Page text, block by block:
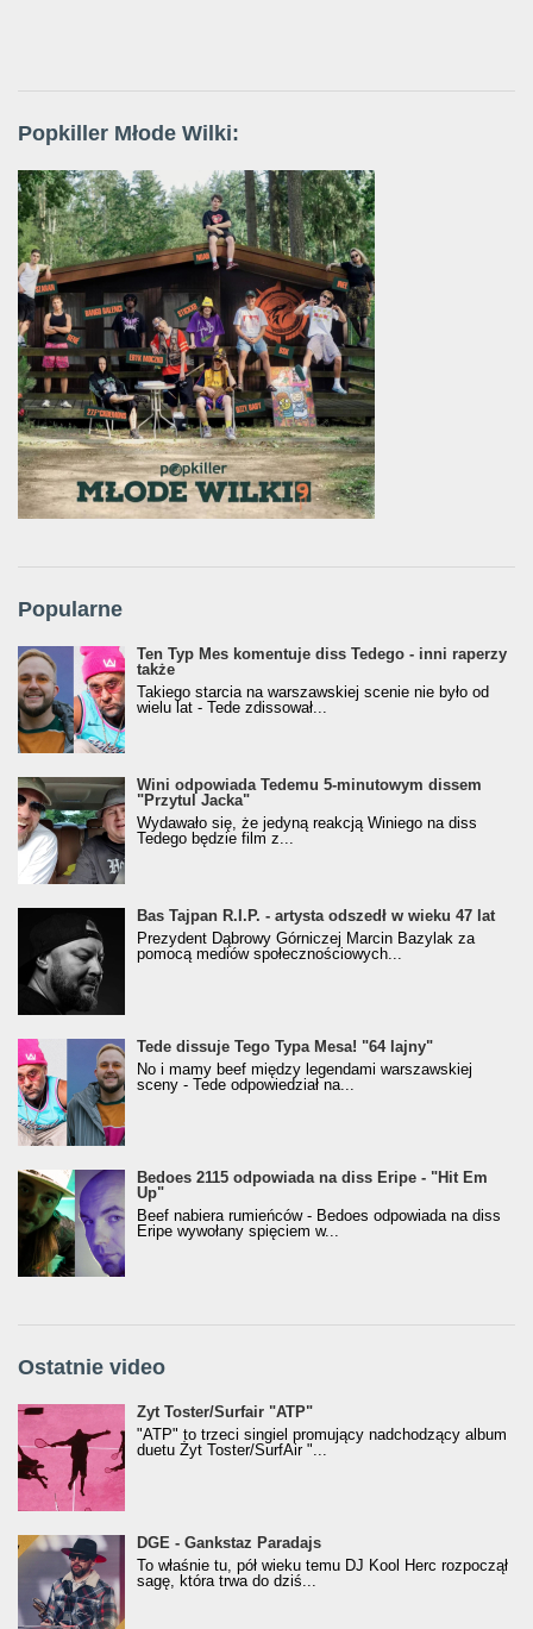
Popkiller Młode Wilki:
Popularne
Ten Typ Mes komentuje diss Tedego - inni raperzy
także
Takiego starcia na warszawskiej scenie nie było od
wielu lat - Tede zdissował...
Wini odpowiada Tedemu 5-minutowym dissem
"Przytul Jacka"
Wydawało się, że jedyną reakcją Winiego na diss
Tedego będzie film z...
Bas Tajpan R.I.P. - artysta odszedł w wieku 47 lat
Prezydent Dąbrowy Górniczej Marcin Bazylak za
pomocą mediów społecznościowych...
Tede dissuje Tego Typa Mesa! "64 lajny"
No i mamy beef między legendami warszawskiej
sceny - Tede odpowiedział na...
Bedoes 2115 odpowiada na diss Eripe - "Hit Em
Up"
Beef nabiera rumieńców - Bedoes odpowiada na diss
Eripe wywołany spięciem w...
Ostatnie video
Żyt Toster/SurfAir - ATP VIDEO
Żyt Toster/Surfair "ATP"
"ATP" to trzeci singiel promujący nadchodzący album
duetu Żyt Toster/SurfAir "...
donGURALesko z nagrodą za
Klasyczny/Trueschoolowy Album Roku
(Popkillery 2023)
DGE - Gankstaz Paradajs
To właśnie tu, pół wieku temu DJ Kool Herc rozpoczął
sagę, która trwa do dziś...